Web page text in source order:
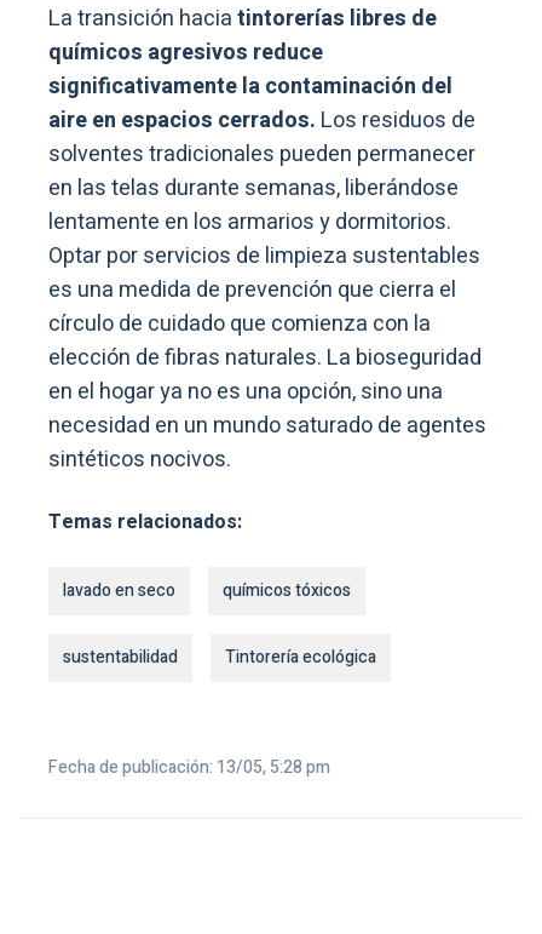
La transición haciatintorerías libres de
químicos agresivos reduce
significativamente la contaminación del
aire en espacios cerrados. Los residuos de
solventes tradicionales pueden permanecer
en las telas durante semanas, liberándose
lentamente en los armarios y dormitorios.
Optar por servicios de limpieza sustentables
es una medida de prevención que cierra el
círculo de cuidado que comienza con la
elección de fibras naturales. La bioseguridad
en el hogar ya no es una opción, sino una
necesidad en un mundo saturado de agentes
sintéticos nocivos.
Temas relacionados:
lavado en seco químicos tóxicos
sustentabilidad Tintorería ecológica
Fecha de publicación: 13/05, 5:28 pm